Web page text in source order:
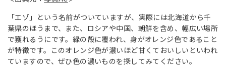
「エゾ」という名前がついていますが、実際には北海道から千
葉県のほうまで、また、ロシアや中国、朝鮮を含め、幅広い場所
で獲れるうにです。緑の殻に覆われ、身がオレンジ色であること
が特徴です。このオレンジ色が濃いほど甘くておいしいといわれ
ていますので、ぜひ色の濃いものを探してみてください。